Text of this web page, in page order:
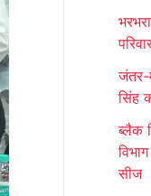
जंतर-
सिंह
ब्लैक
सीज